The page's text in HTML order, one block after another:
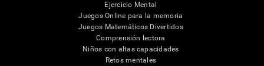
Ejercicio Mental
Juegos Online para la memoria
Juegos Matemáticos Divertidos
Comprensión lectora
Niños con altas capacidades
Retos mentales